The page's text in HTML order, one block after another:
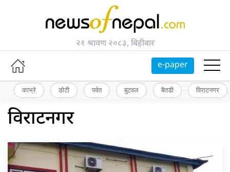
२१ श्रावण २०८३, बिहीबार
e-paper
काभ्रे डोटी पर्वत बुटवल बैतडी विराटनगर
विराटनगर